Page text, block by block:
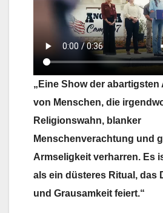
„Eine Show der abartigsten
von Menschen, die
Religionswahn, blanker
Menschenverachtung und
Armseligkeit verharren. Es
als ein düsteres Ritual, das
und Grausamkeit feiert.“